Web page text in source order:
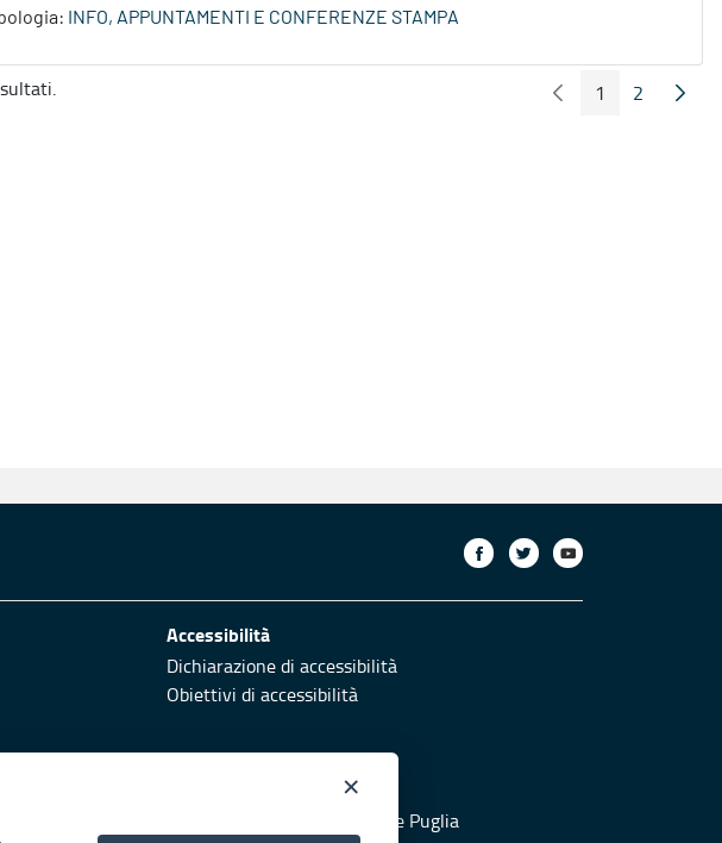
INFO, APPUNTAMENTI E CONFERENZE STAMPA
Pagina Precedente
Pagina
1 Pagina
2
Accessibilità
Dichiarazione di accessibilità
Obiettivi di accessibilità
Vai al sito di Protezione Civile Puglia
×